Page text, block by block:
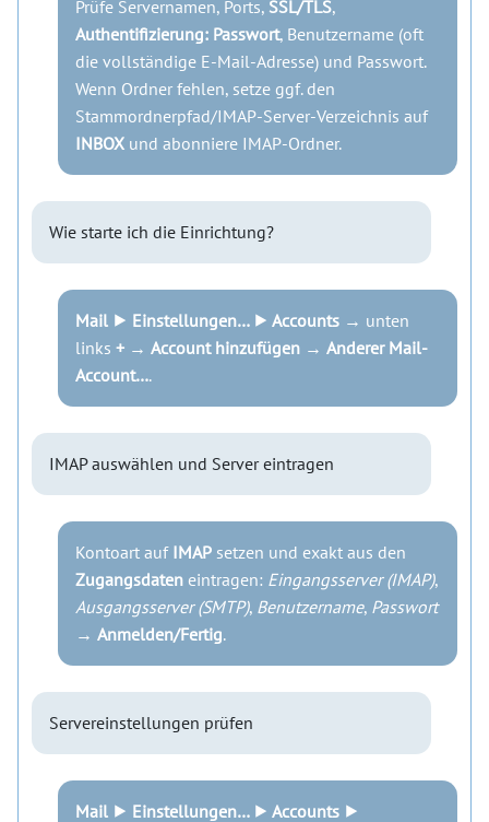
Prüfe Servernamen, Ports, SSL/TLS,
Authentifizierung: Passwort, Benutzername (oft
die vollständige E-Mail-Adresse) und Passwort.
Wenn Ordner fehlen, setze ggf. den
Stammordnerpfad/IMAP-Server-Verzeichnis auf
INBOX und abonniere IMAP-Ordner.
Wie starte ich die Einrichtung?
Mail ⯈ Einstellungen… ⯈ Accounts → unten
links + → Account hinzufügen → Anderer Mail-
Account….
IMAP auswählen und Server eintragen
Kontoart auf IMAP setzen und exakt aus den
Zugangsdaten eintragen: Eingangsserver (IMAP),
Ausgangsserver (SMTP), Benutzername, Passwort
→ Anmelden/Fertig.
Servereinstellungen prüfen
Mail ⯈ Einstellungen… ⯈ Accounts ⯈